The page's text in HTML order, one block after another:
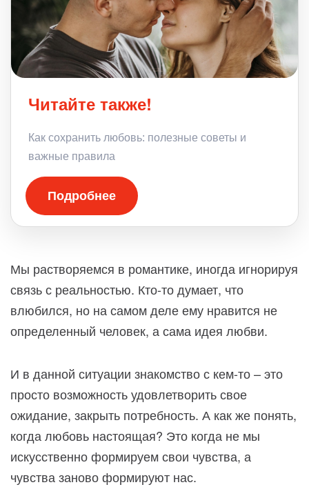
Читайте также!
Как сохранить любовь: полезные советы и
важные правила
Подробнее
Мы растворяемся в романтике, иногда игнорируя
связь с реальностью. Кто-то думает, что
влюбился, но на самом деле ему нравится не
определенный человек, а сама идея любви.
И в данной ситуации знакомство с кем-то – это
просто возможность удовлетворить свое
ожидание, закрыть потребность. А как же понять,
когда любовь настоящая? Это когда не мы
искусственно формируем свои чувства, а
чувства заново формируют нас.